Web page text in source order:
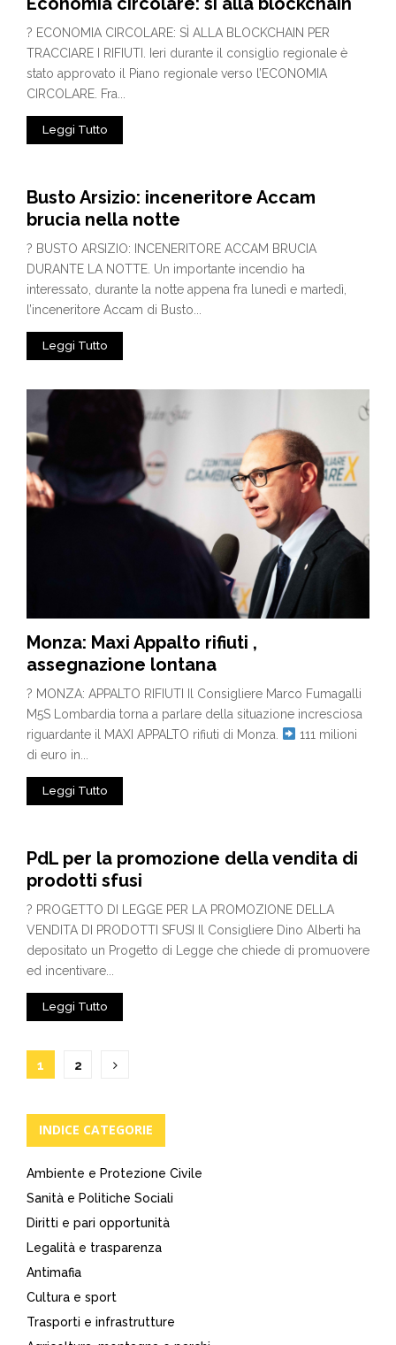
? ECONOMIA CIRCOLARE: SÌ ALLA BLOCKCHAIN PER
TRACCIARE I RIFIUTI. Ieri durante il consiglio regionale è
stato approvato il Piano regionale verso l’ECONOMIA
CIRCOLARE. Fra...
Leggi Tutto
Busto Arsizio: inceneritore Accam
brucia nella notte
? BUSTO ARSIZIO: INCENERITORE ACCAM BRUCIA
DURANTE LA NOTTE. Un importante incendio ha
interessato, durante la notte appena fra lunedì e martedì,
l’inceneritore Accam di Busto...
Leggi Tutto
Monza: Maxi Appalto rifiuti ,
assegnazione lontana
? MONZA: APPALTO RIFIUTI Il Consigliere Marco Fumagalli
M5S Lombardia torna a parlare della situazione incresciosa
riguardante il MAXI APPALTO rifiuti di Monza.
111 milioni
di euro in...
Leggi Tutto
PdL per la promozione della vendita di
prodotti sfusi
? PROGETTO DI LEGGE PER LA PROMOZIONE DELLA
VENDITA DI PRODOTTI SFUSI Il Consigliere Dino Alberti ha
depositato un Progetto di Legge che chiede di promuovere
ed incentivare...
Leggi Tutto
Paginazione
articoli
1 2
INDICE CATEGORIE
Ambiente e Protezione Civile
Sanità e Politiche Sociali
Diritti e pari opportunità
Legalità e trasparenza
Antimafia
Cultura e sport
Trasporti e infrastrutture